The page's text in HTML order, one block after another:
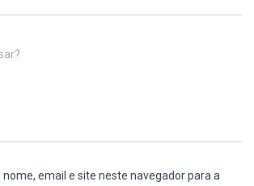
nome, email e site neste navegador para a